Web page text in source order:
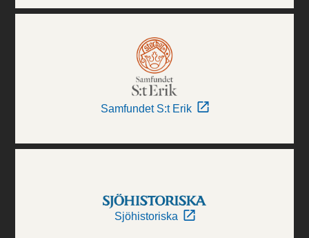
Samfundet S:t Erik
Sjöhistoriska